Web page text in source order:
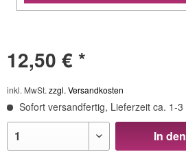
12,50 € *
inkl. MwSt. zzgl. Versandkosten
Sofort versandfertig, Lieferzeit ca. 1-
In den